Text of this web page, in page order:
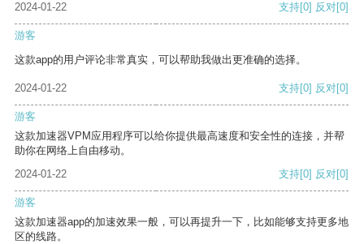
2024-01-22 支持[0] 反对[0]
游客
这款app的用户评论非常真实，可以帮助我做出更准确的选择。
2024-01-22 支持[0] 反对[0]
游客
这款加速器VPM应用程序可以给你提供最高速度和安全性的连接，并帮
助你在网络上自由移动。
2024-01-22
支持[0] 反对[0]
游客
这款加速器app的加速效果一般，可以再提升一下，比如能够支持更多地
区的线路。